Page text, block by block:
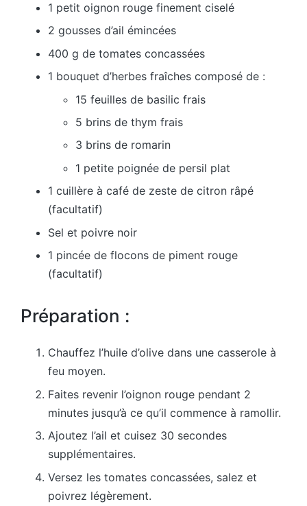
1 petit oignon rouge finement ciselé
2 gousses d’ail émincées
400 g de tomates concassées
1 bouquet d’herbes fraîches composé de :
15 feuilles de basilic frais
5 brins de thym frais
3 brins de romarin
1 petite poignée de persil plat
1 cuillère à café de zeste de citron râpé
(facultatif)
Sel et poivre noir
1 pincée de flocons de piment rouge
(facultatif)
Préparation :
Chauffez l’huile d’olive dans une casserole à
feu moyen.
Faites revenir l’oignon rouge pendant 2
minutes jusqu’à ce qu’il commence à ramollir.
Ajoutez l’ail et cuisez 30 secondes
supplémentaires.
Versez les tomates concassées, salez et
poivrez légèrement.